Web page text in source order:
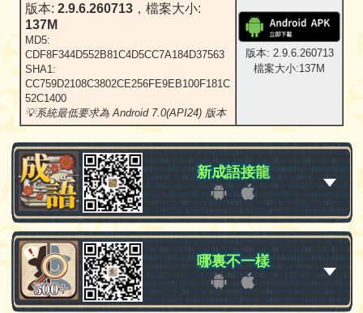
版本: 2.9.6.260713 ，檔案大小:
137M
MD5:
CDF8F344D552B81C4D5CC7A184D37563
SHA1:
CC759D2108C3802CE256FE9EB100F181C
52C1400
💡系統最低要求為 Android 7.0(API24) 版本
版本: 2.9.6.260713
檔案大小:137M
新成語接龍
新成語接龍
哪裏不一樣
哪裏不一樣